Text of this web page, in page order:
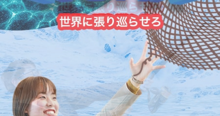
お問い合わせ
企業サイトへ